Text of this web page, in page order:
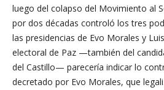
luego del colapso del Movimiento al
por dos décadas controló los tres
las presidencias de Evo Morales y
electoral de Paz —también del
del Castillo— parecería indicar lo
decretado por Evo Morales, que